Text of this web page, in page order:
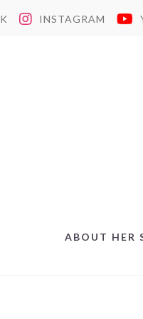
INSTAGRAM
ABOUT HER